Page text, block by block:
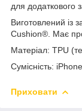
для додаткового
Виготовлений із
Cushion®. Має
Матеріал: TPU
Сумісність:
Приховати